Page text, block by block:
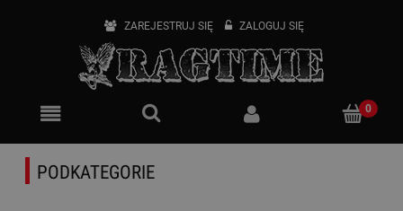
ZAREJESTRUJ SIĘ ZALOGUJ SIĘ
PODKATEGORIE